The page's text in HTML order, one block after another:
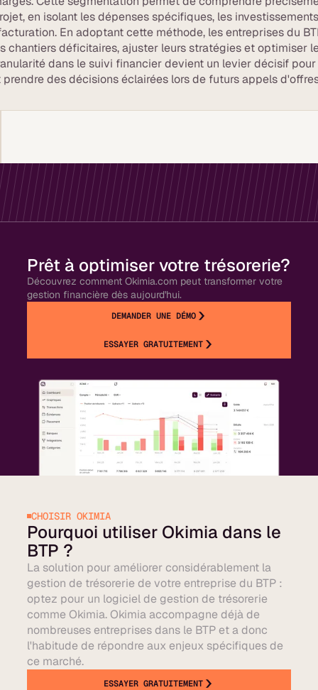
en isolant les dépenses spécifiques, les
En adoptant cette méthode, les entreprises du
chantiers déficitaires, ajuster leurs stratégies et optimiser
dans le suivi financier devient un levier décisif
des décisions éclairées lors de futurs appels
Prêt à optimiser votre trésorerie?
Découvrez comment Okimia.com peut transformer votre
gestion financière dès aujourd'hui.
DEMANDER UNE DÉMO
ESSAYER GRATUITEMENT
CHOISIR OKIMIA
Pourquoi utiliser Okimia dans le
BTP ?
La solution pour améliorer considérablement la
gestion de trésorerie de votre entreprise du BTP :
optez pour un logiciel de gestion de trésorerie
comme Okimia. Okimia accompagne déjà de
nombreuses entreprises dans le BTP et a donc
l'habitude de répondre aux enjeux spécifiques de
ce marché.
ESSAYER GRATUITEMENT